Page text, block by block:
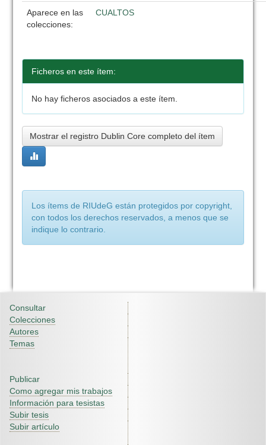
Aparece en las
colecciones:
CUALTOS
Ficheros en este ítem:
No hay ficheros asociados a este ítem.
Mostrar el registro Dublin Core completo del ítem
Los ítems de RIUdeG están protegidos por copyright,
con todos los derechos reservados, a menos que se
indique lo contrario.
Consultar
Colecciones
Autores
Temas
Publicar
Como agregar mis trabajos
Información para tesistas
Subir tesis
Subir artículo